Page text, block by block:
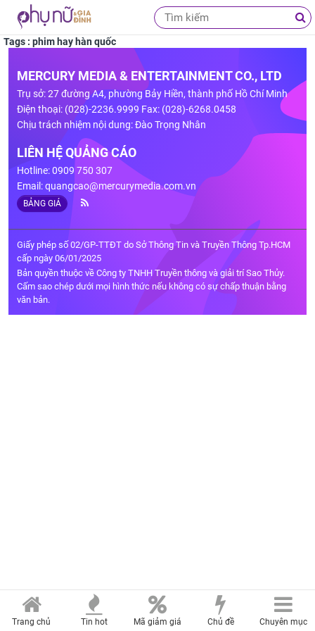
Tags : phim hay hàn quốc
MERCURY MEDIA & ENTERTAINMENT CO., LTD
Trụ sở: 27 đường A4, phường Bảy Hiền, thành phố Hồ Chí Minh
Điện thoại: (028)-2236.9999 Fax: (028)-6268.0458
Chịu trách nhiệm nội dung: Đào Trọng Nhân
LIÊN HỆ QUẢNG CÁO
Hotline: 0909 750 307
Email:quangcao@mercurymedia.com.vn
BẢNG GIÁ
Giấy phép số 02/GP-TTĐT do Sở Thông Tin và Truyền Thông Tp.HCM
cấp ngày 06/01/2025
Bản quyền thuộc về Công ty TNHH Truyền thông và giải trí Sao Thủy.
Cấm sao chép dưới mọi hình thức nếu không có sự chấp thuận bằng
văn bản.
Trang chủ Tin hot Mã giảm giá Chủ đề Chuyên mục